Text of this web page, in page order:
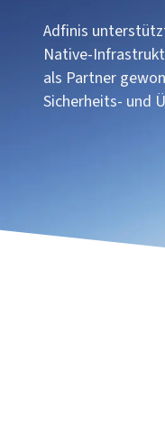
Adfinis
Native-
als Partner
Sicherheits- und